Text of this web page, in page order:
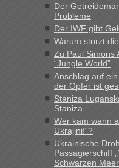
inBerichte und
die Ukraine
„Man sollte aber explizit
LeoExpress ist - und nur
Fahrkarten kaufen.
Verbindung von
Recht, Visa und
gebrauchter Kleidung
„Vielen Dank, mit einem
gab es keine Probleme“
Der
Probleme
Der IWF gibt
Warum stürzt
Zu Paul Simons
“Jungle World”
Anschlag auf
der Opfer ist
Staniza
Staniza
Wer kam wann
Ukrajini!“?
Ukrainische
Passagierschiff
Schwarzen